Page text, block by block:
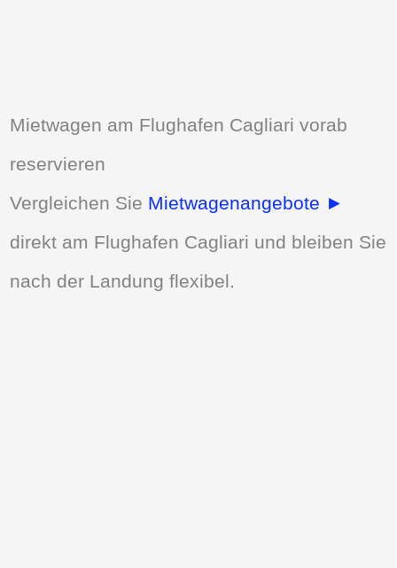
Mietwagen am Flughafen Cagliari vorab
reservieren
Vergleichen Sie Mietwagenangebote ►
direkt am Flughafen Cagliari und bleiben Sie
nach der Landung flexibel.